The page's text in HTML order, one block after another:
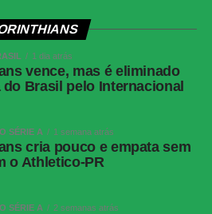
1 dia atrás
vence, mas é eliminado
do Brasil pelo Internacional
SÉRIE A 1 semana atrás
cria pouco e empata sem
o Athletico-PR
SÉRIE A 2 semanas atrás